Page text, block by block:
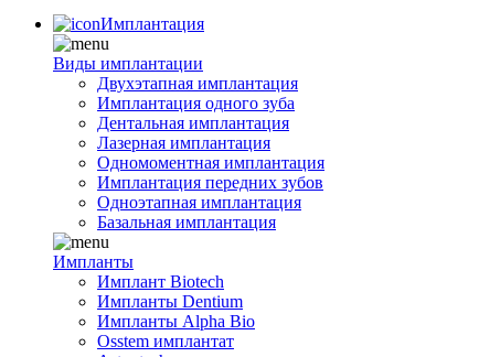
Имплантация
Виды имплантации
Двухэтапная имплантация
Имплантация одного зуба
Дентальная имплантация
Лазерная имплантация
Одномоментная имплантация
Имплантация передних зубов
Одноэтапная имплантация
Базальная имплантация
Импланты
Имплант Biotech
Импланты Dentium
Импланты Alpha Bio
Osstem имплантат